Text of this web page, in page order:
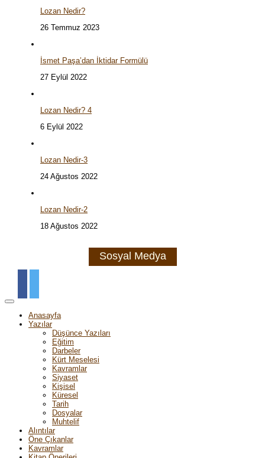
Lozan Nedir?
26 Temmuz 2023
İsmet Paşa’dan İktidar Formülü
27 Eylül 2022
Lozan Nedir? 4
6 Eylül 2022
Lozan Nedir-3
24 Ağustos 2022
Lozan Nedir-2
18 Ağustos 2022
Sosyal Medya
Anasayfa
Yazılar
Düşünce Yazıları
Eğitim
Darbeler
Kürt Meselesi
Kavramlar
Siyaset
Kişisel
Küresel
Tarih
Dosyalar
Muhtelif
Alıntılar
Öne Çıkanlar
Kavramlar